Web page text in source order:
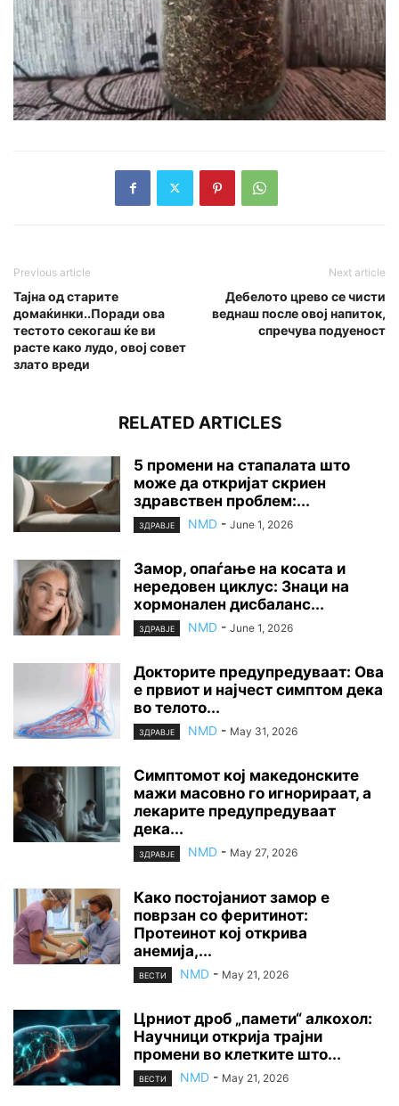
Previous article
Тајна од старите
домаќинки..Поради ова
тестото секогаш ќе ви
расте како лудо, овој совет
злато вреди
Next article
Дебелото црево се чисти
веднаш после овој напиток,
спречува подуеност
RELATED ARTICLES
5 промени на стапалата што
може да откријат скриен
здравствен проблем:...
ЗДРАВЈЕ NMD - June 1, 2026
Замор, опаѓање на косата и
нередовен циклус: Знаци на
хормонален дисбаланс...
ЗДРАВЈЕ NMD - June 1, 2026
Докторите предупредуваат: Ова
е првиот и најчест симптом дека
во телото...
ЗДРАВЈЕ NMD - May 31, 2026
Симптомот кој македонските
мажи масовно го игнорираат, а
лекарите предупредуваат
дека...
ЗДРАВЈЕ NMD - May 27, 2026
Како постојаниот замор е
поврзан со феритинот:
Протеинот кој открива
анемија,...
ВЕСТИ NMD - May 21, 2026
Црниот дроб „памети“ алкохол:
Научници открија трајни
промени во клетките што...
ВЕСТИ NMD - May 21, 2026